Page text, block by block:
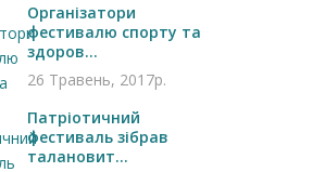
Організатори
фестивалю спорту та
здоров...
26 Травень, 2017р.
Патріотичний
фестиваль зібрав
талановит...